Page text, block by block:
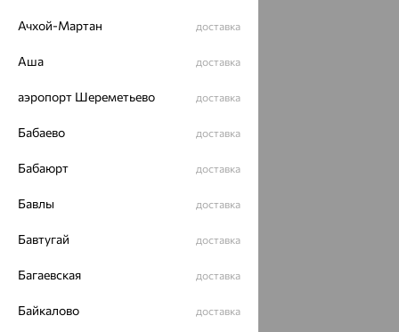
Магазины и доставка г. Липецк
ул. Зегеля, 27/2
Другие города
Заказать звонок
Ачхой-Мартан доставка
Аша доставка
аэропорт Шереметьево доставка
Бабаево доставка
Бабаюрт доставка
Бавлы доставка
Бавтугай доставка
Багаевская доставка
Байкалово доставка